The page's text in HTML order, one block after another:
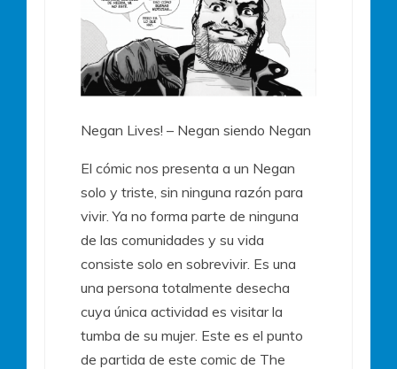
Negan Lives! – Negan siendo Negan
El cómic nos presenta a un Negan
solo y triste, sin ninguna razón para
vivir. Ya no forma parte de ninguna
de las comunidades y su vida
consiste solo en sobrevivir. Es una
una persona totalmente desecha
cuya única actividad es visitar la
tumba de su mujer. Este es el punto
de partida de este comic de The